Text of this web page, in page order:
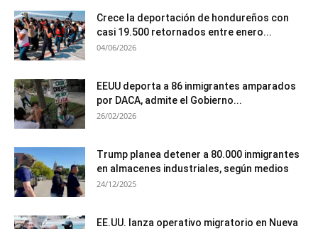
Crece la deportación de hondureños con
casi 19.500 retornados entre enero...
04/06/2026
EEUU deporta a 86 inmigrantes amparados
por DACA, admite el Gobierno...
26/02/2026
Trump planea detener a 80.000 inmigrantes
en almacenes industriales, según medios
24/12/2025
EE.UU. lanza operativo migratorio en Nueva